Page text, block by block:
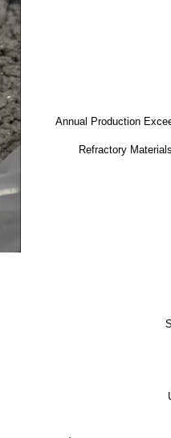
Annual Production
Refractory